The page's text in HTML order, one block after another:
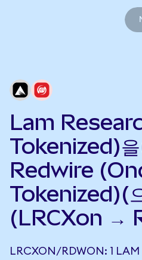
Lam
Tokenized)
Redwire
Tokenized)(
(LRCXon →
LRCXON/RDWON: 1 LAM